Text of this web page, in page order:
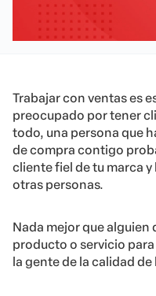
Trabajar con ventas es
preocupado por tener
todo, una persona que
de compra contigo
cliente fiel de tu marca
otras personas.
Nada mejor que alguien
producto o servicio
la gente de la calidad